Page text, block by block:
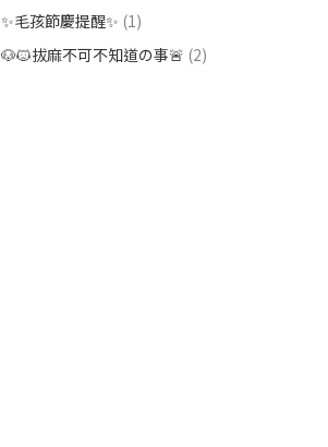
✨毛孩節慶提醒✨ (1)
🐶🐱拔麻不可不知道の事🚨 (2)